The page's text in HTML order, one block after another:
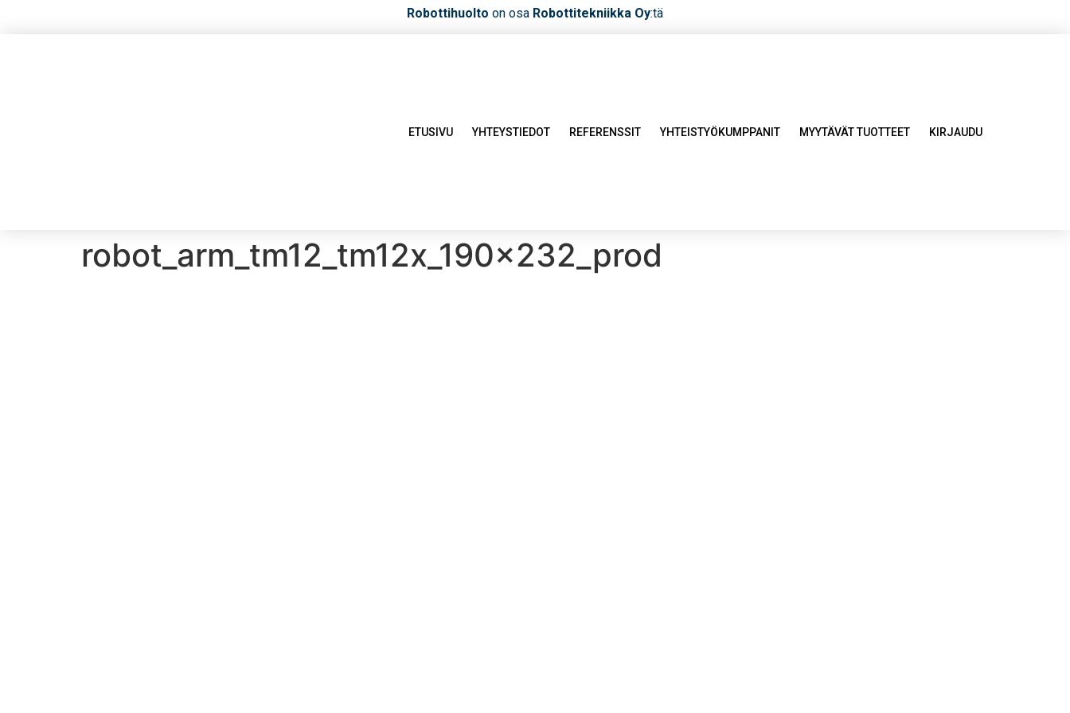
Robottihuolto on osa Robottitekniikka Oy:tä
ETUSIVU YHTEYSTIEDOT REFERENSSIT YHTEISTYÖKUMPPANIT MYYTÄVÄT TUOTTEET KIRJAUDU
robot_arm_tm12_tm12x_190x232_prod